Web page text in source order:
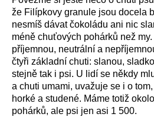
že Filípkovy granule jsou docela
nesmíš dávat čokoládu ani nic
méně chuťových pohárků než
příjemnou, neutrální a
čtyři základní chuti: slanou,
stejně tak i psi. U lidí se někdy
a chuti umami, uvažuje se i o
horké a studené. Máme totiž
pohárků, ale psi jen asi 1 500.